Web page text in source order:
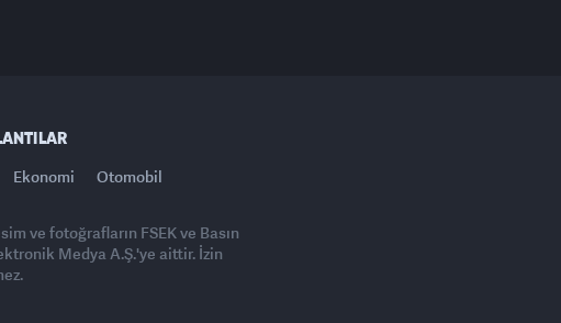
Ekonomi Otomobil
ve fotoğrafların FSEK ve Basın
Medya A.Ş.'ye aittir. İzin